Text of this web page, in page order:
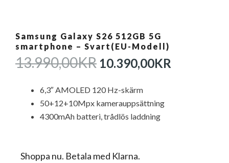
Samsung Galaxy S26 512GB 5G
smartphone – Svart(EU-Modell)
13.990,00KR DET
URSPRUNGLIGA
PRISET
VAR:
13.990,00KR.
10.390,00KR
6,3″ AMOLED 120 Hz-skärm
50+12+10Mpx kamerauppsättning
4300mAh batteri, trådlös laddning
Shoppa nu. Betala med Klarna.